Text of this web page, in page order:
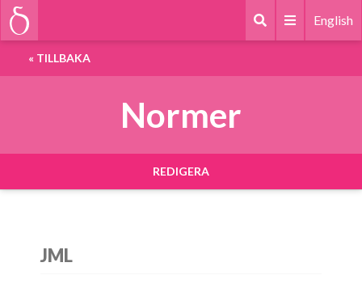
English
« TILLBAKA
Normer
REDIGERA
JML